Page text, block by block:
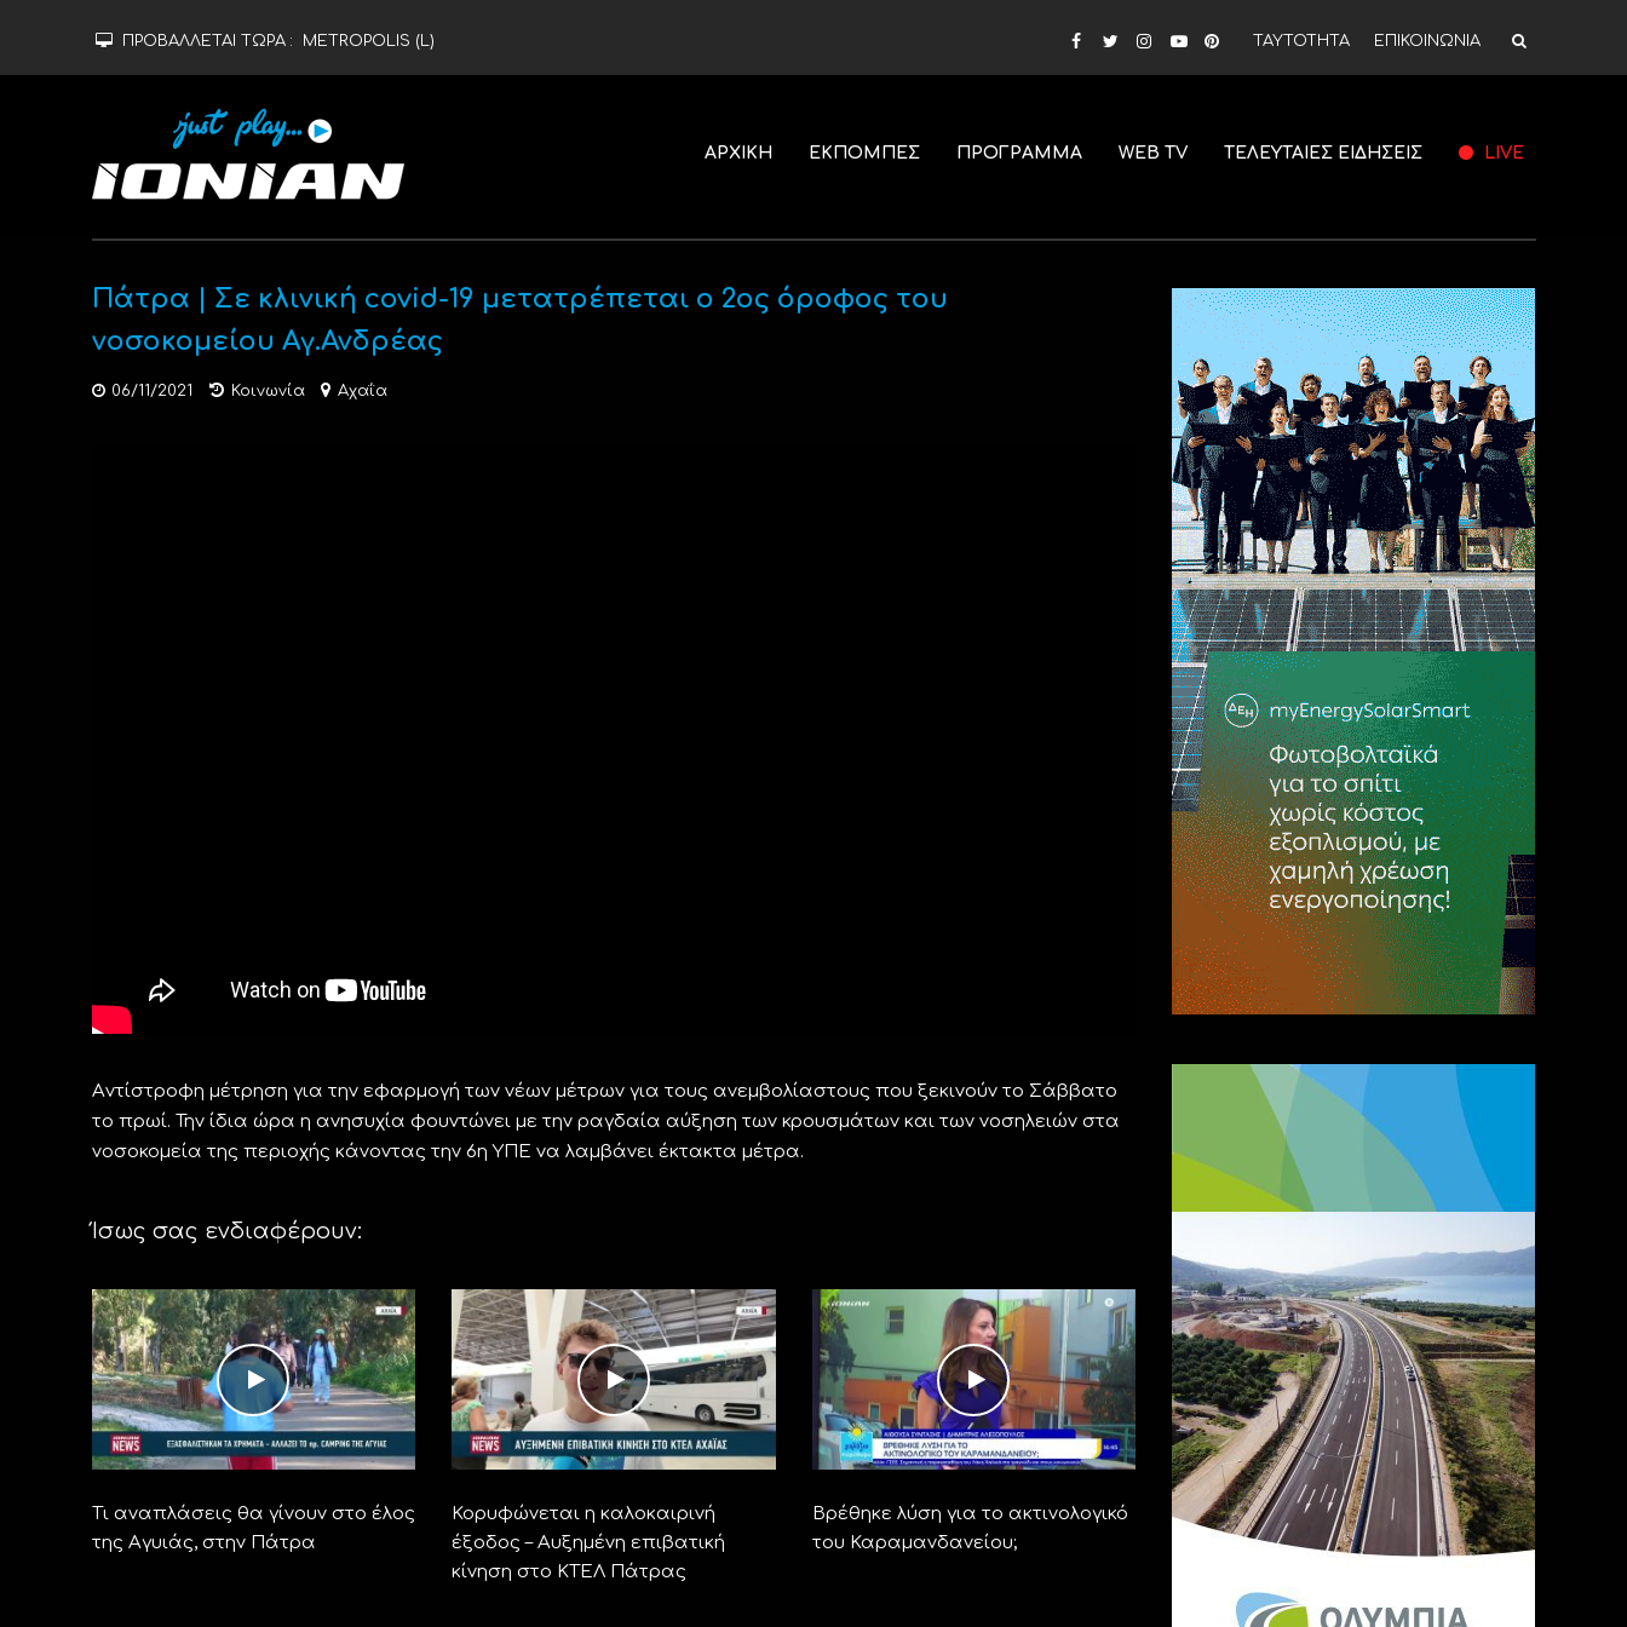
ΠΡΟΒΑΛΛΕΤΑΙ ΤΩΡΑ : METROPOLIS (L) ΤΑΥΤΟΤΗΤΑ ΕΠΙΚΟΙΝΩΝΙΑ
ΑΡΧΙΚΗ ΕΚΠΟΜΠΕΣ ΠΡΟΓΡΑΜΜΑ WEB TV ΤΕΛΕΥΤΑΙΕΣ ΕΙΔΗΣΕΙΣ LIVE
Πάτρα | Σε κλινική covid-19 μετατρέπεται ο 2ος όροφος του
νοσοκομείου Αγ.Ανδρέας
06/11/2021 Κοινωνία Αχαΐα
Aντίστροφη μέτρηση για την εφαρμογή των νέων μέτρων για τους ανεμβολίαστους που ξεκινούν το Σάββατο
το πρωί. Την ίδια ώρα η ανησυχία φουντώνει με την ραγδαία αύξηση των κρουσμάτων και των νοσηλειών στα
νοσοκομεία της περιοχής κάνοντας την 6η ΥΠΕ να λαμβάνει έκτακτα μέτρα.
Ίσως σας ενδιαφέρουν:
Τι αναπλάσεις θα γίνουν στο έλος
της Αγυιάς, στην Πάτρα
Κορυφώνεται η καλοκαιρινή
έξοδος – Αυξημένη επιβατική
κίνηση στο ΚΤΕΛ Πάτρας
Βρέθηκε λύση για το ακτινολογικό
του Καραμανδανείου;